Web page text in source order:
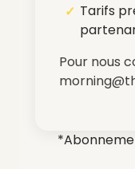
Tarifs
Pour nous